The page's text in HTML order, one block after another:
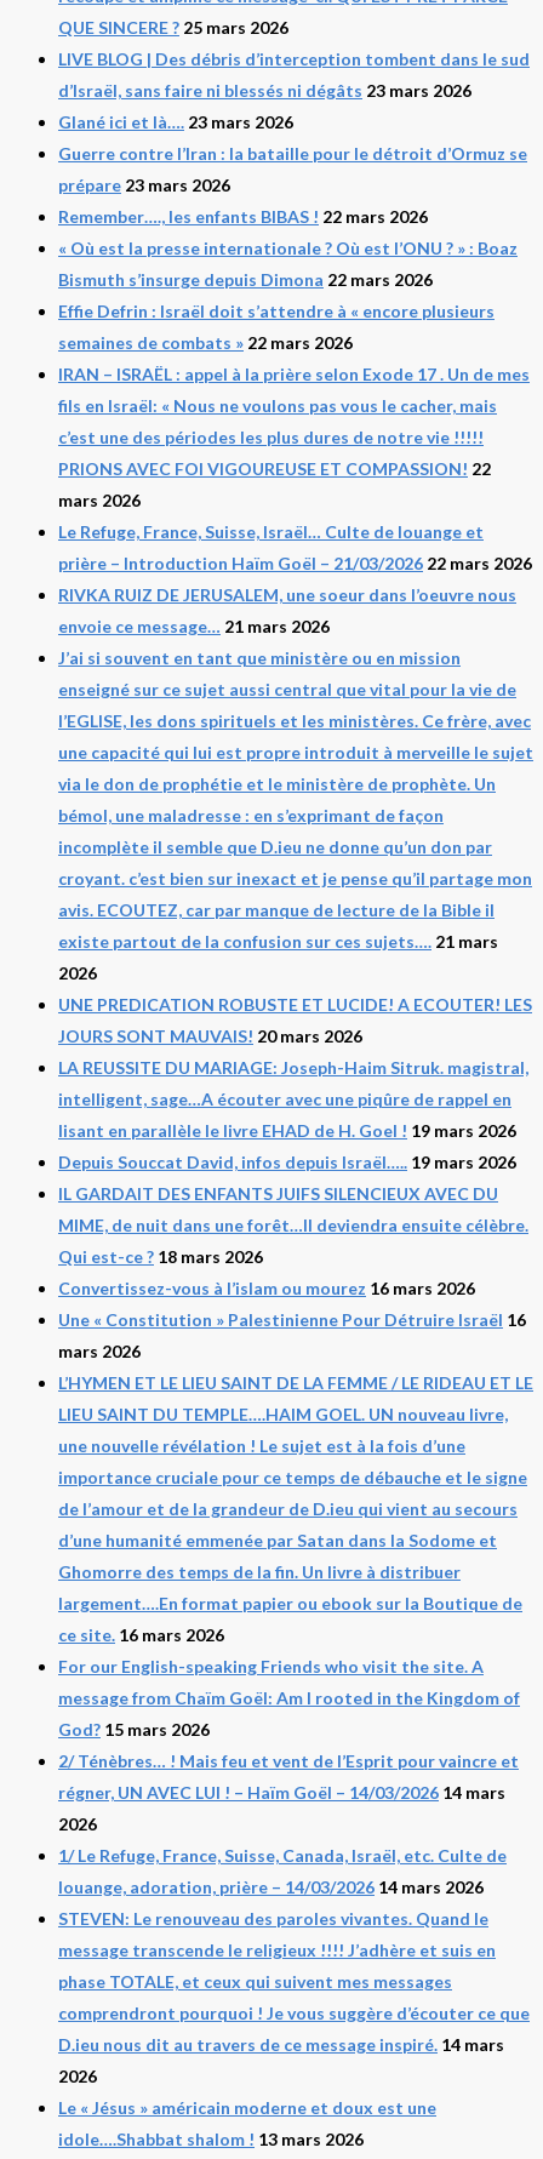
QUE SINCERE ? 25 mars 2026
LIVE BLOG | Des débris d’interception tombent dans le sud
d’Israël, sans faire ni blessés ni dégâts 23 mars 2026
Glané ici et là…. 23 mars 2026
Guerre contre l’Iran : la bataille pour le détroit d’Ormuz se
prépare 23 mars 2026
Remember…., les enfants BIBAS ! 22 mars 2026
« Où est la presse internationale ? Où est l’ONU ? » : Boaz
Bismuth s’insurge depuis Dimona 22 mars 2026
Effie Defrin : Israël doit s’attendre à « encore plusieurs
semaines de combats » 22 mars 2026
IRAN – ISRAËL : appel à la prière selon Exode 17 . Un de mes
fils en Israël: « Nous ne voulons pas vous le cacher, mais
c’est une des périodes les plus dures de notre vie !!!!!
PRIONS AVEC FOI VIGOUREUSE ET COMPASSION! 22
mars 2026
Le Refuge, France, Suisse, Israël… Culte de louange et
prière – Introduction Haïm Goël – 21/03/2026 22 mars 2026
RIVKA RUIZ DE JERUSALEM, une soeur dans l’oeuvre nous
envoie ce message… 21 mars 2026
J’ai si souvent en tant que ministère ou en mission
enseigné sur ce sujet aussi central que vital pour la vie de
l’EGLISE, les dons spirituels et les ministères. Ce frère, avec
une capacité qui lui est propre introduit à merveille le sujet
via le don de prophétie et le ministère de prophète. Un
bémol, une maladresse : en s’exprimant de façon
incomplète il semble que D.ieu ne donne qu’un don par
croyant. c’est bien sur inexact et je pense qu’il partage mon
avis. ECOUTEZ, car par manque de lecture de la Bible il
existe partout de la confusion sur ces sujets…. 21 mars
2026
UNE PREDICATION ROBUSTE ET LUCIDE! A ECOUTER! LES
JOURS SONT MAUVAIS! 20 mars 2026
LA REUSSITE DU MARIAGE: Joseph-Haim Sitruk. magistral,
intelligent, sage…A écouter avec une piqûre de rappel en
lisant en parallèle le livre EHAD de H. Goel ! 19 mars 2026
Depuis Souccat David, infos depuis Israël….. 19 mars 2026
IL GARDAIT DES ENFANTS JUIFS SILENCIEUX AVEC DU
MIME, de nuit dans une forêt…Il deviendra ensuite célèbre.
Qui est-ce ? 18 mars 2026
Convertissez-vous à l’islam ou mourez 16 mars 2026
Une « Constitution » Palestinienne Pour Détruire Israël 16
mars 2026
L’HYMEN ET LE LIEU SAINT DE LA FEMME / LE RIDEAU ET LE
LIEU SAINT DU TEMPLE….HAIM GOEL. UN nouveau livre,
une nouvelle révélation ! Le sujet est à la fois d’une
importance cruciale pour ce temps de débauche et le signe
de l’amour et de la grandeur de D.ieu qui vient au secours
d’une humanité emmenée par Satan dans la Sodome et
Ghomorre des temps de la fin. Un livre à distribuer
largement….En format papier ou ebook sur la Boutique de
ce site. 16 mars 2026
For our English-speaking Friends who visit the site. A
message from Chaïm Goël: Am I rooted in the Kingdom of
God? 15 mars 2026
2/ Ténèbres… ! Mais feu et vent de l’Esprit pour vaincre et
régner, UN AVEC LUI ! – Haïm Goël – 14/03/2026 14 mars
2026
1/ Le Refuge, France, Suisse, Canada, Israël, etc. Culte de
louange, adoration, prière – 14/03/2026 14 mars 2026
STEVEN: Le renouveau des paroles vivantes. Quand le
message transcende le religieux !!!! J’adhère et suis en
phase TOTALE, et ceux qui suivent mes messages
comprendront pourquoi ! Je vous suggère d’écouter ce que
D.ieu nous dit au travers de ce message inspiré. 14 mars
2026
Le « Jésus » américain moderne et doux est une
idole….Shabbat shalom ! 13 mars 2026